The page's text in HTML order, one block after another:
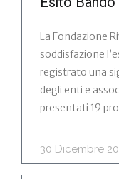
La Fondazione
soddisfazione
registrato una
degli enti e
presentati 19
30 Dicembre